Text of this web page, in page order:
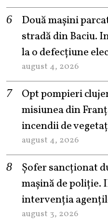
Două mașini
stradă din Baciu.
la o defecțiune
august 4, 2026
Opt pompieri
misiunea din
incendii de
august 4, 2026
Șofer sancționat
mașină de poliție.
intervenția
august 3, 2026